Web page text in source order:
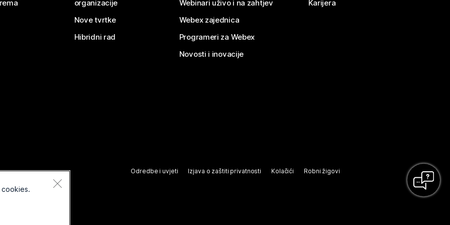
organizacije
Nove tvrtke
Hibridni rad
Webinari uživo i na zahtjev
Webex zajednica
Programeri za Webex
Novosti i inovacije
Karijera
Odredbe i uvjeti Izjava o zaštiti privatnosti Kolačići Robni žigovi